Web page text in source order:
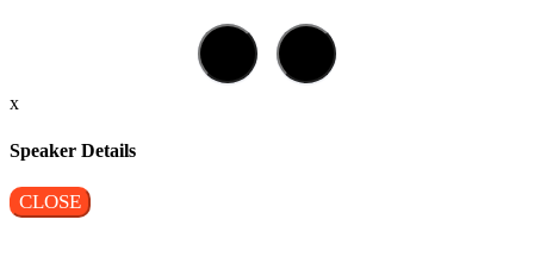
x
Speaker Details
CLOSE